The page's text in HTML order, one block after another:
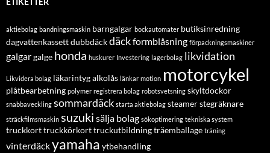
aktiebolag bandningsmaskin barngalgar bockautomater butiksinredning
dagvattenkassettdubbdäckdäckformblåsning förpackningsmaskiner
galgargalge honda huskurer Investering lagerbolag likvidation
Likvidera bolag läkarintyg alkolås länkar motion motorcykel
plåtbearbetning polymer registrera bolag robotsvetsning skyltdockor
snabbaveckling sommardäck starta aktiebolag steamerstegräknare
sträckfilmsmaskin suzuki sälja bolag sökoptimering tekniska system
truckkorttruckkörkorttruckutbildningträemballage träning
vinterdäckyamaha ytbehandling